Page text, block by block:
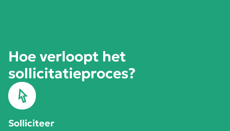
Hoe verloopt het
sollicitatieproces?
Solliciteer